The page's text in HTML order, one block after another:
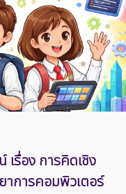
เรื่อง การคิดเชิง
การคอมพิวเตอร์